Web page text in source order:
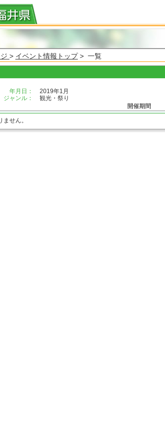
> イベント情報トップ> 一覧
年月日：
2019年1月
ジャンル：
観光・祭り
開催期間
せん。